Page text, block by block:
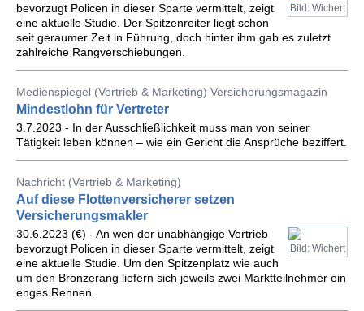
Bild: Wichert
bevorzugt Policen in dieser Sparte vermittelt, zeigt
eine aktuelle Studie. Der Spitzenreiter liegt schon
seit geraumer Zeit in Führung, doch hinter ihm gab es zuletzt
zahlreiche Rangverschiebungen.
Medienspiegel (Vertrieb & Marketing) Versicherungsmagazin
Mindestlohn für Vertreter
3.7.2023 - In der Ausschließlichkeit muss man von seiner
Tätigkeit leben können – wie ein Gericht die Ansprüche beziffert.
Nachricht (Vertrieb & Marketing)
Auf diese Flottenversicherer setzen
Versicherungsmakler
Bild: Wichert
30.6.2023 (€) - An wen der unabhängige Vertrieb
bevorzugt Policen in dieser Sparte vermittelt, zeigt
eine aktuelle Studie. Um den Spitzenplatz wie auch
um den Bronzerang liefern sich jeweils zwei Marktteilnehmer ein
enges Rennen.